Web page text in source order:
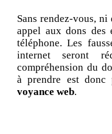
Sans rendez-vous,
appel aux dons des
téléphone. Les
internet seront
compréhension du
à prendre est donc
voyance web.